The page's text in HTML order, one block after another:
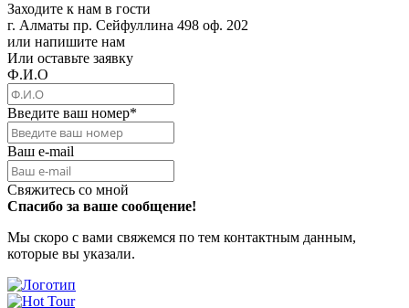
Заходите к нам в гости
г. Алматы пр. Сейфуллина 498 оф. 202
или напишите нам
Или оставьте заявку
Ф.И.О
Введите ваш номер*
Ваш e-mail
Свяжитесь со мной
Спасибо за ваше сообщение!
Мы скоро с вами свяжемся по тем контактным данным,
которые вы указали.